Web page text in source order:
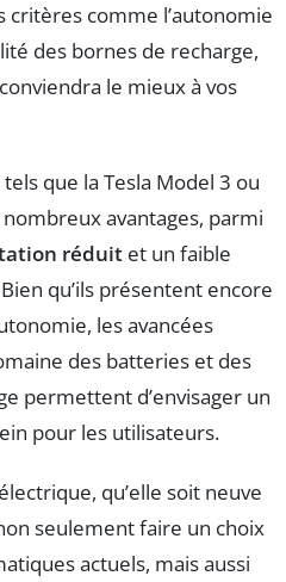
comme l’autonomie
des bornes de recharge,
le mieux à vos
que la Tesla Model 3 ou
avantages, parmi
réduit et un faible
qu’ils présentent encore
les avancées
des batteries et des
permettent d’envisager un
pour les utilisateurs.
qu’elle soit neuve
seulement faire un choix
actuels, mais aussi